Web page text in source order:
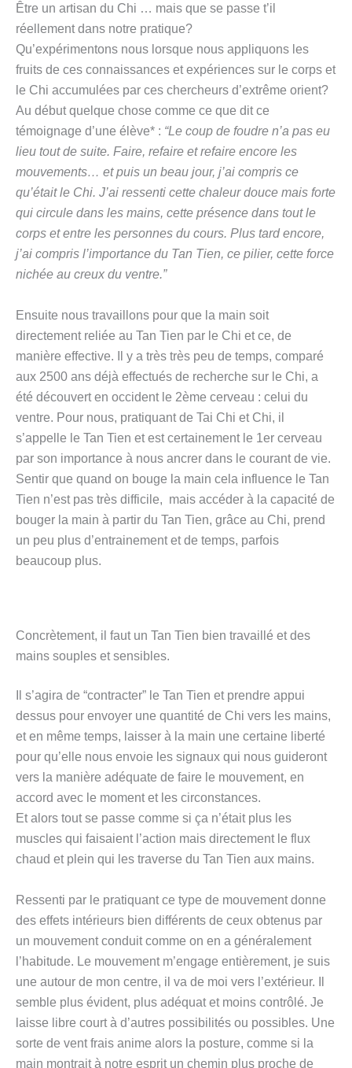
Être un artisan du Chi … mais que se passe t’il
réellement dans notre pratique?
Qu’expérimentons nous lorsque nous appliquons les
fruits de ces connaissances et expériences sur le corps et
le Chi accumulées par ces chercheurs d’extrême orient?
Au début quelque chose comme ce que dit ce
témoignage d’une élève* : “Le coup de foudre n’a pas eu
lieu tout de suite. Faire, refaire et refaire encore les
mouvements… et puis un beau jour, j’ai compris ce
qu’était le Chi. J’ai ressenti cette chaleur douce mais forte
qui circule dans les mains, cette présence dans tout le
corps et entre les personnes du cours. Plus tard encore,
j’ai compris l’importance du Tan Tien, ce pilier, cette force
nichée au creux du ventre.”
Ensuite nous travaillons pour que la main soit
directement reliée au Tan Tien par le Chi et ce, de
manière effective. Il y a très très peu de temps, comparé
aux 2500 ans déjà effectués de recherche sur le Chi, a
été découvert en occident le 2ème cerveau : celui du
ventre. Pour nous, pratiquant de Tai Chi et Chi, il
s’appelle le Tan Tien et est certainement le 1er cerveau
par son importance à nous ancrer dans le courant de vie.
Sentir que quand on bouge la main cela influence le Tan
Tien n’est pas très difficile, mais accéder à la capacité de
bouger la main à partir du Tan Tien, grâce au Chi, prend
un peu plus d’entrainement et de temps, parfois
beaucoup plus.
Concrètement, il faut un Tan Tien bien travaillé et des
mains souples et sensibles.
Il s’agira de “contracter” le Tan Tien et prendre appui
dessus pour envoyer une quantité de Chi vers les mains,
et en même temps, laisser à la main une certaine liberté
pour qu’elle nous envoie les signaux qui nous guideront
vers la manière adéquate de faire le mouvement, en
accord avec le moment et les circonstances.
Et alors tout se passe comme si ça n’était plus les
muscles qui faisaient l’action mais directement le flux
chaud et plein qui les traverse du Tan Tien aux mains.
Ressenti par le pratiquant ce type de mouvement donne
des effets intérieurs bien différents de ceux obtenus par
un mouvement conduit comme on en a généralement
l’habitude. Le mouvement m’engage entièrement, je suis
une autour de mon centre, il va de moi vers l’extérieur. Il
semble plus évident, plus adéquat et moins contrôlé. Je
laisse libre court à d’autres possibilités ou possibles. Une
sorte de vent frais anime alors la posture, comme si la
main montrait à notre esprit un chemin plus proche de